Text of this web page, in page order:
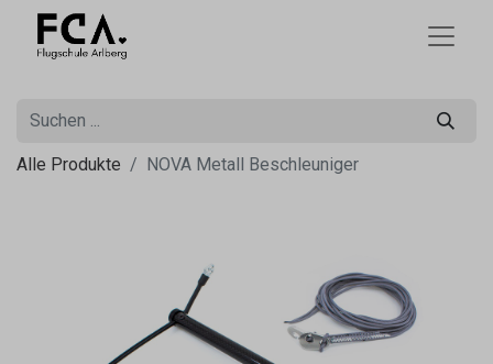
Alle Produkte NOVA Metall Beschleuniger